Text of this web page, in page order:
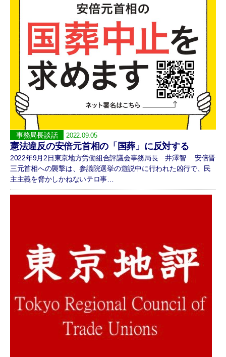
事務局長談話 2022.09.05
憲法違反の安倍元首相の「国葬」に反対する
2022年9月2日東京地方労働組合評議会事務局長 井澤智 安倍晋
三元首相への襲撃は、参議院選挙の遊説中に行われた凶行で、民
主主義を脅かしかねないテロ事…